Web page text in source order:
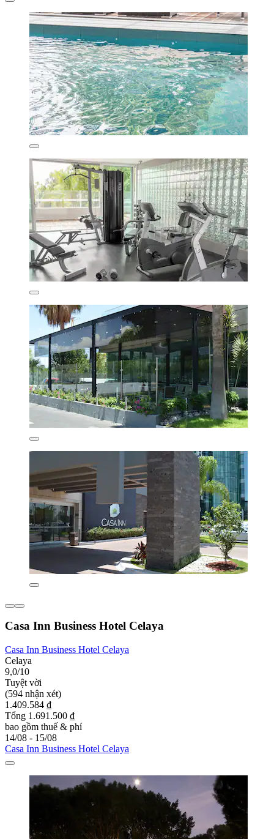
Casa Inn Business Hotel Celaya
Casa Inn Business Hotel Celaya
Celaya
9,0/10
Tuyệt vời
(594 nhận xét)
1.409.584 ₫
Tổng 1.691.500 ₫
bao gồm thuế & phí
14/08 - 15/08
Casa Inn Business Hotel Celaya